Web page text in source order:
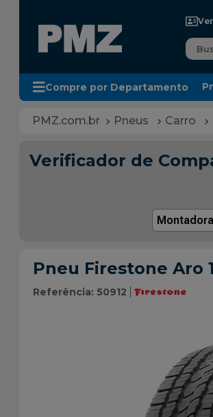
Compre por Departamento
Pneus Carro
Verificador de
Montadora
Pneu Firestone Aro
Referência: 50912